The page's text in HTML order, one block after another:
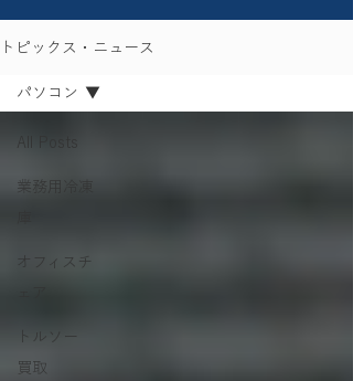
トピックス・ニュース
All Posts
業務用冷凍
オフィスチ
トルソー
買取
パソコン